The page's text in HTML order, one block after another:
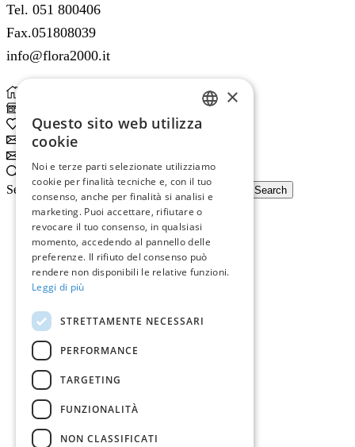
Tel. 051 800406
Fax.051808039
info@flora2000.it
Wishlist
Subscribe
Search
Search input
Search
×
Questo sito web utilizza
cookie
Noi e terze parti selezionate utilizziamo
cookie per finalità tecniche e, con il tuo
consenso, anche per finalità si analisi e
marketing. Puoi accettare, rifiutare o
revocare il tuo consenso, in qualsiasi
momento, accedendo al pannello delle
preferenze. Il rifiuto del consenso può
rendere non disponibili le relative funzioni.
Leggi di più
STRETTAMENTE NECESSARI
PERFORMANCE
TARGETING
FUNZIONALITÀ
NON CLASSIFICATI